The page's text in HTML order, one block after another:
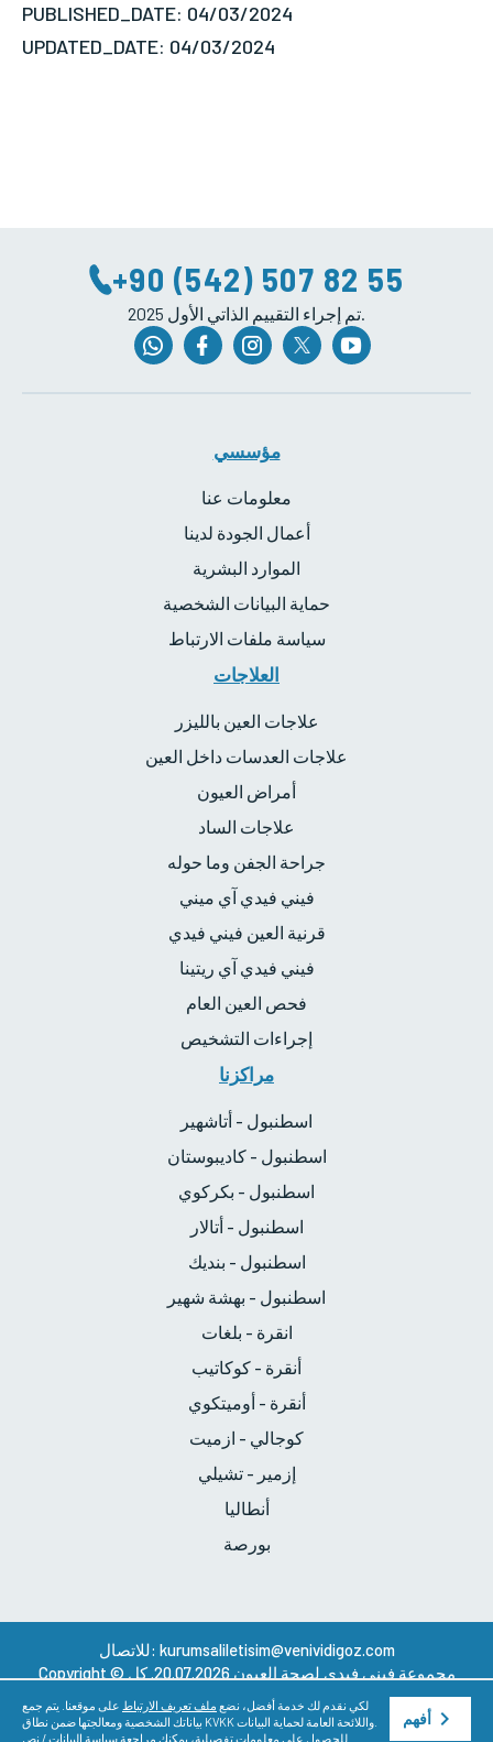
PUBLISHED_DATE: 04/03/2024
UPDATED_DATE: 04/03/2024
+90 (542) 507 82 55
2025 تم إجراء التقييم الذاتي الأول.
مؤسسي
معلومات عنا
أعمال الجودة لدينا
الموارد البشرية
حماية البيانات الشخصية
سياسة ملفات الارتباط
العلاجات
علاجات العين بالليزر
علاجات العدسات داخل العين
أمراض العيون
علاجات الساد
جراحة الجفن وما حوله
فيني فيدي آي ميني
قرنية العين فيني فيدي
فيني فيدي آي ريتينا
فحص العين العام
إجراءات التشخيص
مراكزنا
اسطنبول - أتاشهير
اسطنبول - كاديبوستان
اسطنبول - بكركوي
اسطنبول - أتالار
اسطنبول - بنديك
اسطنبول - بهشة شهير
انقرة - بلغات
أنقرة - كوكاتيب
أنقرة - أوميتكوي
كوجالي - ازميت
إزمير - تشيلي
أنطاليا
بورصة
Copyright © مجموعة فيني فيدي لصحة العيون
20.07.2026. كل
للاتصال: kurumsaliletisim@venividigoz.com
لكي نقدم لك خدمة أفضل، نضع ملف تعريف الارتباط على موقعنا. يتم جمع
للحصول على معلومات تفصيلية، يمكنك مراجعةسياسة البيانات / نص
أفهم